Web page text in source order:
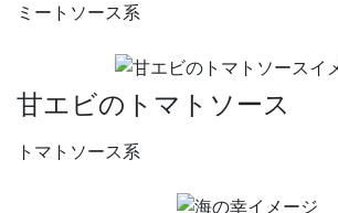
ミートソース系
甘エビのトマトソース
トマトソース系